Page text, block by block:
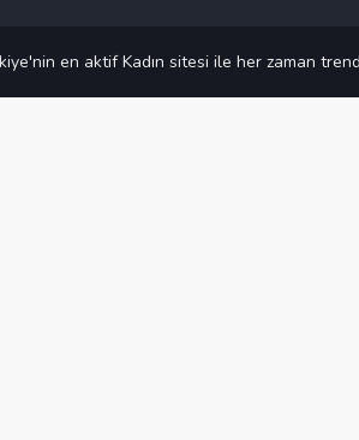
en aktif Kadın sitesi ile her zaman